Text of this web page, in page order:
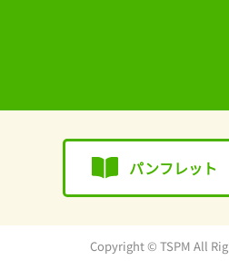
パンフレット
Copyright © TSPM All